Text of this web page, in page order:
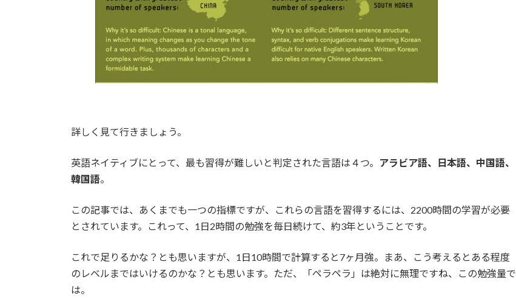
詳しく見て行きましょう。
英語ネイティブにとって、最も習得が難しいと判定された言語は４つ。
アラビア語、日本語、中国語、
韓国語。
この記事では、あくまでも一つの指標ですが、これらの言語を習得するには、2200時間の学習が必要
とされています。これって、1日2時間の勉強を毎日続けて、約3年ということです。
これで足りるかな？とも思いますが、1日10時間で計算すると7ヶ月強。まあ、こう考えるとある程度
のレベルまではいけるのかな？とも思います。ただ、「ペラペラ」は絶対に無理ですね、この勉強量で
は。